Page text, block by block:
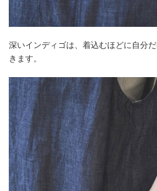
深いインディゴは、着込むほどに自分
きます。